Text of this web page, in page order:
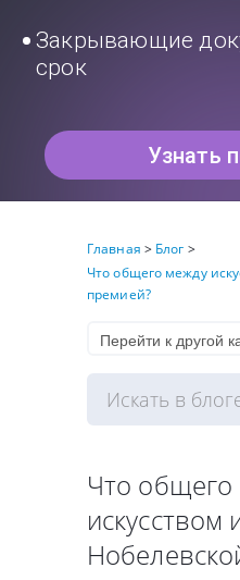
Закрывающие
срок
Узнать
Главная > Блог >
Что общего между
премией?
Что общего
искусством